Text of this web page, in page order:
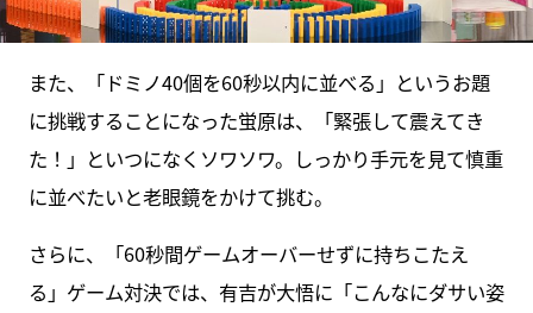
また、「ドミノ40個を60秒以内に並べる」というお題
に挑戦することになった蛍原は、「緊張して震えてき
た！」といつになくソワソワ。しっかり手元を見て慎重
に並べたいと老眼鏡をかけて挑む。
さらに、「60秒間ゲームオーバーせずに持ちこたえ
る」ゲーム対決では、有吉が大悟に「こんなにダサい姿